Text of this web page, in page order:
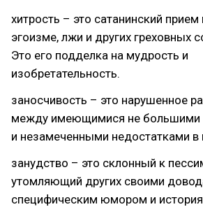
хитрость – это сатанинский
эгоизме, лжи и других греховных
Это его подделка на мудрость и
изобретательность.
заносчивость – это нарушенное
между имеющимися не большими
и незамеченными недостатками в
занудство – это склонный к
утомляющий других своими
специфическим юмором и